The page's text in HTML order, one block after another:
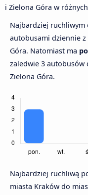
i Zielona Góra w
Najbardziej ruchliwym
autobusami dziennie
Góra. Natomiast ma
zaledwie 3 autobusów
Zielona Góra.
Najbardziej ruchliwą
miasta Kraków do